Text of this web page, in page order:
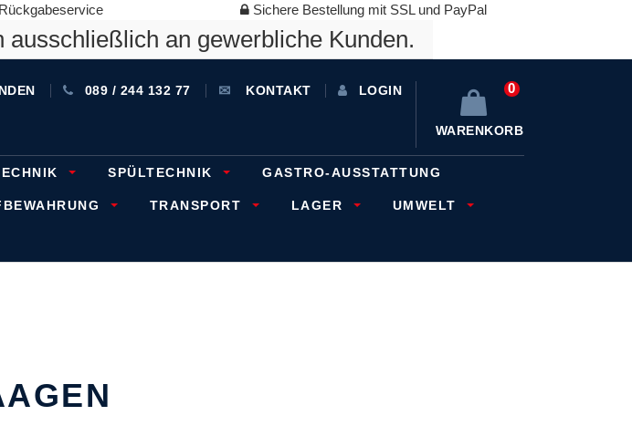
Sichere Bestellung mit SSL und PayPal
ausschließlich an gewerbliche Kunden.
089 / 244 132 77 KONTAKT LOGIN 0
WARENKORB
SPÜLTECHNIK GASTRO-AUSSTATTUNG
TRANSPORT LAGER UMWELT